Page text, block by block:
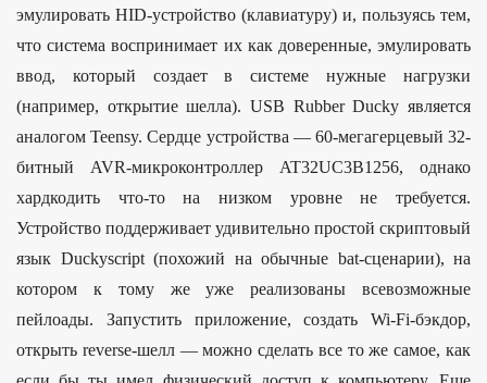
эмулировать HID-устройство (клавиатуру) и, пользуясь тем,
что система воспринимает их как доверенные, эмулировать
ввод, который создает в системе нужные нагрузки
(например, открытие шелла). USB Rubber Ducky является
аналогом Teensy. Сердце устройства — 60-мегагерцевый 32-
битный AVR-микроконтроллер AT32UC3B1256, однако
хардкодить что-то на низком уровне не требуется.
Устройство поддерживает удивительно простой скриптовый
язык Duckyscript (похожий на обычные bat-сценарии), на
котором к тому же уже реализованы всевозможные
пейлоады. Запустить приложение, создать Wi-Fi-бэкдор,
открыть reverse-шелл — можно сделать все то же самое, как